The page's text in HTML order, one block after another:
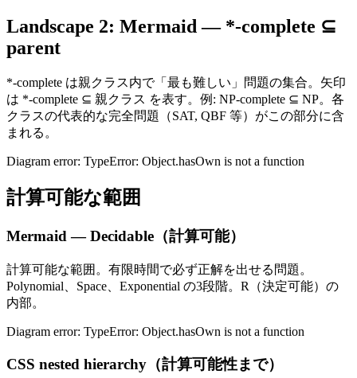
Landscape 2: Mermaid — *-complete ⊆
parent
*-complete は親クラス内で「最も難しい」問題の集合。矢印
は *-complete ⊆ 親クラス を表す。例: NP-complete ⊆ NP。各
クラスの代表的な完全問題（SAT, QBF 等）がこの部分に含
まれる。
Diagram error: TypeError: Object.hasOwn is not a function
計算可能な範囲
Mermaid — Decidable（計算可能）
計算可能な範囲。有限時間で必ず正解を出せる問題。
Polynomial、Space、Exponential の3段階。R（決定可能）の
内部。
Diagram error: TypeError: Object.hasOwn is not a function
CSS nested hierarchy（計算可能性まで）